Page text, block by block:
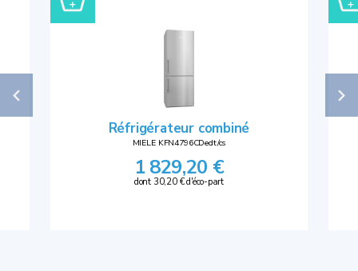
Réfrigérateur combiné
MIELE KFN4796CDedt/cs
1 829,20 €
dont 30,20 € d'éco-part